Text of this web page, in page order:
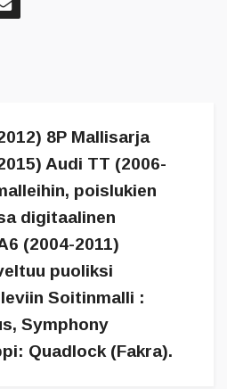
8P Mallisarja
Audi TT (2006-
poislukien
digitaalinen
(2004-2011)
puoliksi
Soitinmalli :
Symphony
Quadlock (Fakra).